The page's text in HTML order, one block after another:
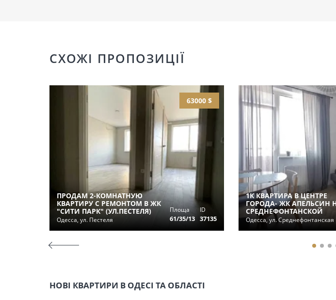
СХОЖІ ПРОПОЗИЦІЇ
63000 $
ПРОДАМ 2-КОМНАТНУЮ
КВАРТИРУ С РЕМОНТОМ В ЖК
"СИТИ ПАРК" (УЛ.ПЕСТЕЛЯ)
Одесса, ул. Пестеля
Площа
61/35/13
ID
37135
1К КВАРТИРА В ЦЕНТРЕ
ГОРОДА- ЖК АПЕЛЬСИН
СРЕДНЕФОНТАНСКОЙ
Одесса, ул. Среднефонтанская
НОВІ КВАРТИРИ В ОДЕСІ ТА ОБЛАСТІ